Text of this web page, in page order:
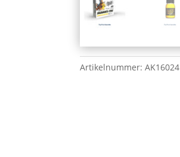
Artikelnummer:AK16024